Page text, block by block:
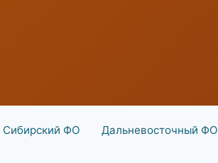
Сибирский ФО Дальневосточный ФО